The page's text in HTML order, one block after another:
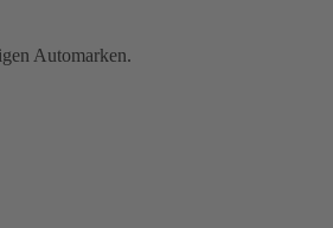
Automarken.